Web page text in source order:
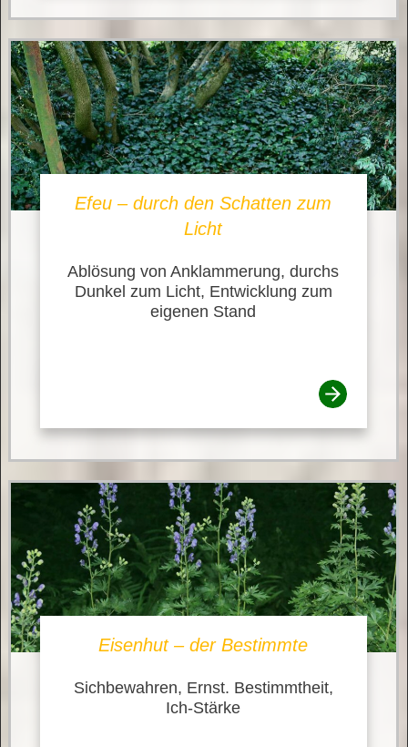
Efeu – durch den Schatten zum
Licht
Ablösung von Anklammerung, durchs
Dunkel zum Licht, Entwicklung zum
eigenen Stand
Eisenhut – der Bestimmte
Sichbewahren, Ernst. Bestimmtheit,
Ich-Stärke